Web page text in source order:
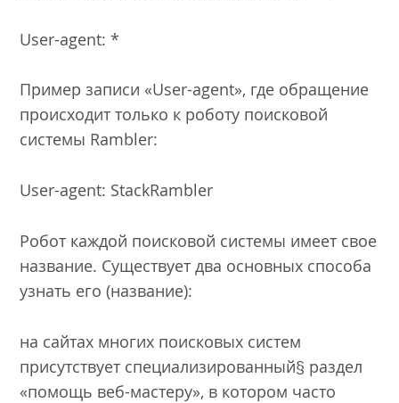
User-agent: *
Пример записи «User-agent», где обращение
происходит только к роботу поисковой
системы Rambler:
User-agent: StackRambler
Робот каждой поисковой системы имеет свое
название. Существует два основных способа
узнать его (название):
на сайтах многих поисковых систем
присутствует специализированный§ раздел
«помощь веб-мастеру», в котором часто